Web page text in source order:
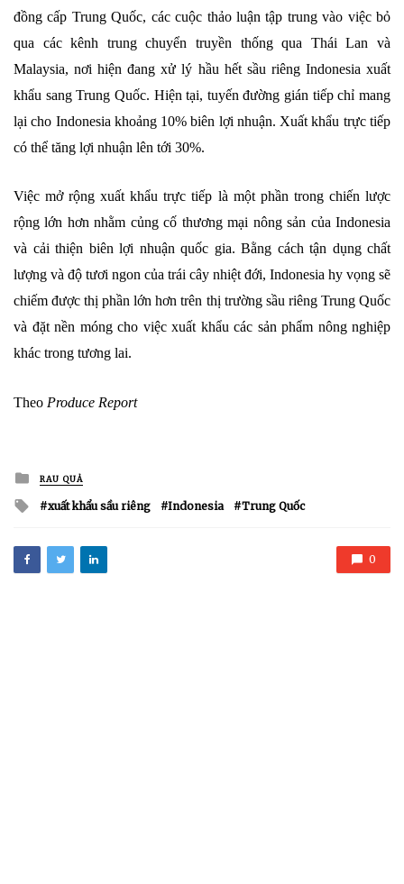
đồng cấp Trung Quốc, các cuộc thảo luận tập trung vào việc bỏ
qua các kênh trung chuyển truyền thống qua Thái Lan và
Malaysia, nơi hiện đang xử lý hầu hết sầu riêng Indonesia xuất
khẩu sang Trung Quốc. Hiện tại, tuyến đường gián tiếp chỉ mang
lại cho Indonesia khoảng 10% biên lợi nhuận. Xuất khẩu trực tiếp
có thể tăng lợi nhuận lên tới 30%.
Việc mở rộng xuất khẩu trực tiếp là một phần trong chiến lược
rộng lớn hơn nhằm củng cố thương mại nông sản của Indonesia
và cải thiện biên lợi nhuận quốc gia. Bằng cách tận dụng chất
lượng và độ tươi ngon của trái cây nhiệt đới, Indonesia hy vọng sẽ
chiếm được thị phần lớn hơn trên thị trường sầu riêng Trung Quốc
và đặt nền móng cho việc xuất khẩu các sản phẩm nông nghiệp
khác trong tương lai.
Theo Produce Report
Posted
in
RAU QUẢ
Tagged
xuất khẩu sầu riêng Indonesia Trung Quốc
0